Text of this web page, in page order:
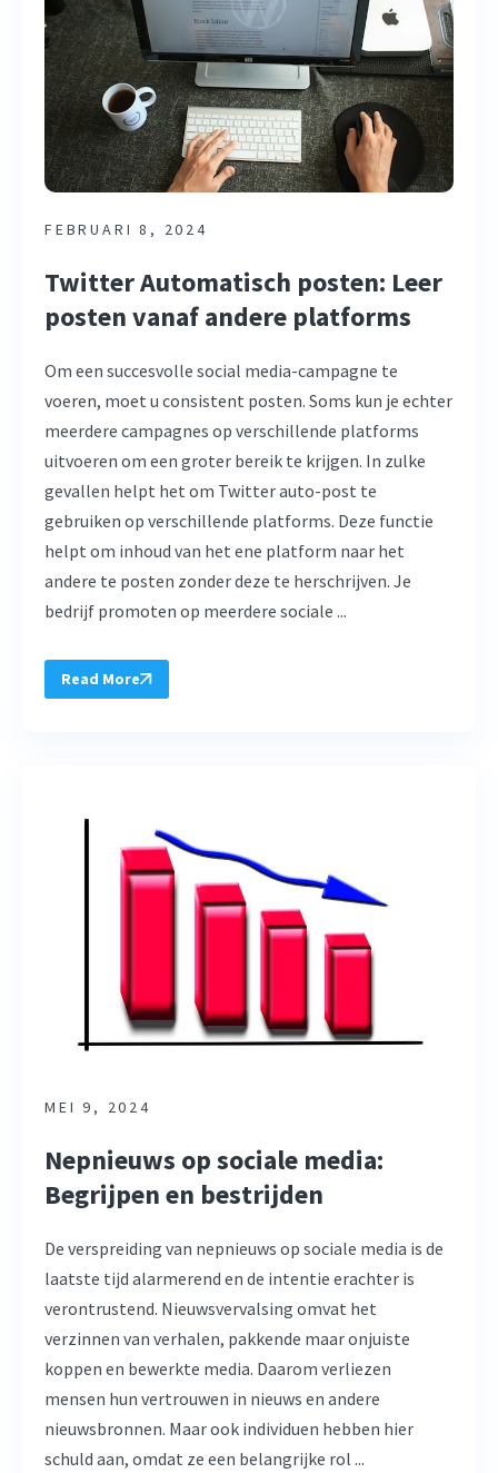
FEBRUARI 8, 2024
Twitter Automatisch posten: Leer
posten vanaf andere platforms
Om een succesvolle social media-campagne te
voeren, moet u consistent posten. Soms kun je echter
meerdere campagnes op verschillende platforms
uitvoeren om een groter bereik te krijgen. In zulke
gevallen helpt het om Twitter auto-post te
gebruiken op verschillende platforms. Deze functie
helpt om inhoud van het ene platform naar het
andere te posten zonder deze te herschrijven. Je
bedrijf promoten op meerdere sociale ...
Read More
MEI 9, 2024
Nepnieuws op sociale media:
Begrijpen en bestrijden
De verspreiding van nepnieuws op sociale media is de
laatste tijd alarmerend en de intentie erachter is
verontrustend. Nieuwsvervalsing omvat het
verzinnen van verhalen, pakkende maar onjuiste
koppen en bewerkte media. Daarom verliezen
mensen hun vertrouwen in nieuws en andere
nieuwsbronnen. Maar ook individuen hebben hier
schuld aan, omdat ze een belangrijke rol ...